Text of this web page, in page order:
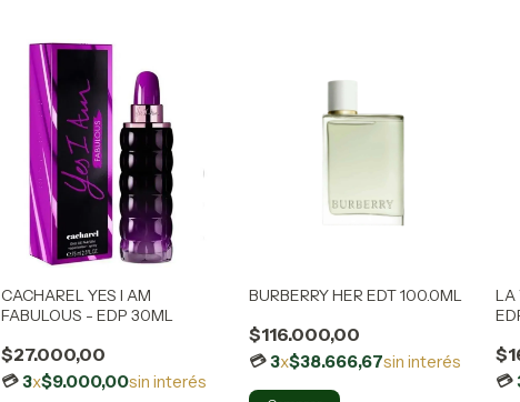
CACHAREL YES I AM
FABULOUS - EDP 30ML
$27.000,00
3x$9.000,00sin interés
BURBERRY HER EDT 100.0ML
$116.000,00
3x$38.666,67sin interés
LA